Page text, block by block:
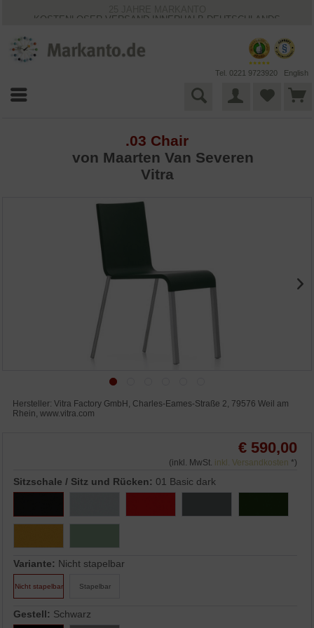
KOSTENLOSER VERSAND INNERHALB DEUTSCHLANDS
VIELFÄLTIGE ZAHLUNGSMÖGLICHKEITEN
BESTPRICE-GARANTIE
Tel. 0221 9723920 English
.03 Chair
von Maarten Van Severen
Vitra
Hersteller: Vitra Factory GmbH, Charles-Eames-Straße 2, 79576 Weil am
Rhein, www.vitra.com
€ 590,00
(inkl. MwSt. inkl. Versandkosten *)
Sitzschale / Sitz und Rücken: 01 Basic dark
Variante: Nicht stapelbar
Nicht stapelbar Stapelbar
Gestell: Schwarz